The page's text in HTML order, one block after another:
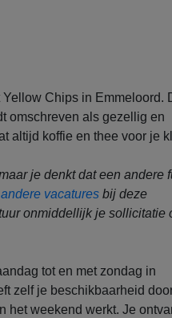
Chips in Emmeloord.
omschreven als gezellig en
altijd koffie en thee voor je
je denkt dat een andere
vacaturesbij deze
onmiddellijk je sollicitatie
tot en met zondag in
zelf je beschikbaarheid
het weekend werkt. Je